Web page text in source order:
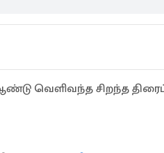
வெளிவந்த சிறந்த